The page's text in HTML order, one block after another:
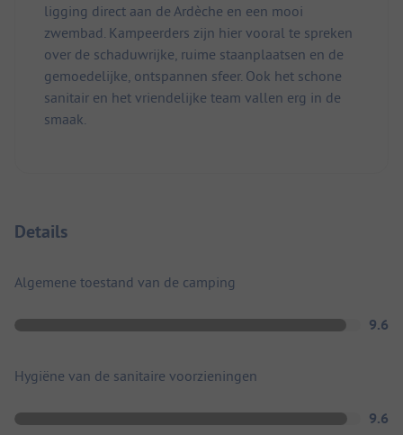
ligging direct aan de Ardèche en een mooi
zwembad. Kampeerders zijn hier vooral te spreken
over de schaduwrijke, ruime staanplaatsen en de
gemoedelijke, ontspannen sfeer. Ook het schone
sanitair en het vriendelijke team vallen erg in de
smaak.
Details
Algemene toestand van de camping
9.6
Hygiëne van de sanitaire voorzieningen
9.6